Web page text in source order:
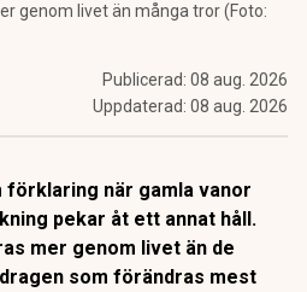
genom livet än många tror (Foto:
Publicerad: 08 aug. 2026
Uppdaterad: 08 aug. 2026
förklaring när gamla vanor
pekar åt ett annat håll.
mer genom livet än de
som förändras mest